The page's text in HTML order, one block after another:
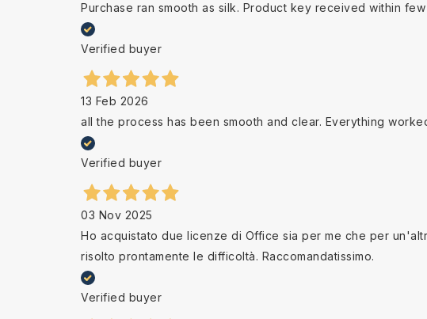
Purchase ran smooth as silk. Product key received within
Verified buyer
13 Feb 2026
all the process has been smooth and clear. Everything
Verified buyer
03 Nov 2025
Ho acquistato due licenze di Office sia per me che per
risolto prontamente le difficoltà. Raccomandatissimo.
Verified buyer